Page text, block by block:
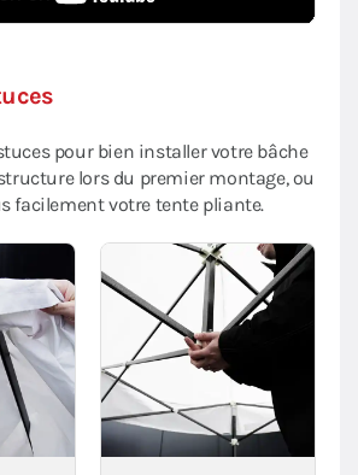
pour bien installer votre bâche
lors du premier montage, ou
facilement votre tente pliante.